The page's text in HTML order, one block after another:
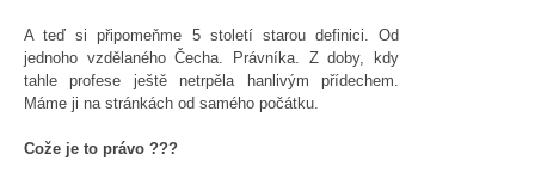
A teď si připomeňme 5 století starou definici. Od
jednoho vzdělaného Čecha. Právníka. Z doby, kdy
tahle profese ještě netrpěla hanlivým přídechem.
Máme ji na stránkách od samého počátku.
Cože je to právo ???